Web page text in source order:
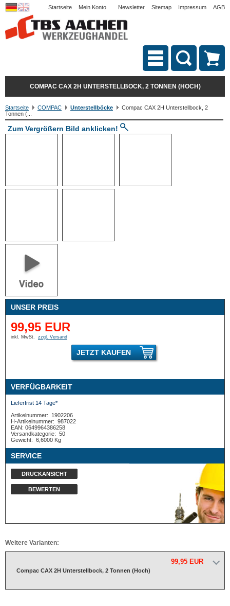
Startseite Mein Konto Newsletter Sitemap Impressum AGB
COMPAC CAX 2H UNTERSTELLBOCK, 2 TONNEN (HOCH)
Startseite COMPAC Unterstellböcke
Compac CAX 2H Unterstellbock, 2
Tonnen (...
Zum Vergrößern Bild anklicken!
UNSER PREIS
99,95 EUR
inkl. MwSt. zzgl. Versand
JETZT KAUFEN
VERFÜGBARKEIT
Lieferfrist 14 Tage*
Artikelnummer:
1902206
H-Artikelnummer: 987022
EAN: 0649964386258
Versandkategorie: 50
Gewicht: 6,6000 Kg
SERVICE
DRUCKANSICHT
BEWERTEN
Weitere Varianten:
Compac CAX 2H Unterstellbock, 2 Tonnen (Hoch)
99,95 EUR